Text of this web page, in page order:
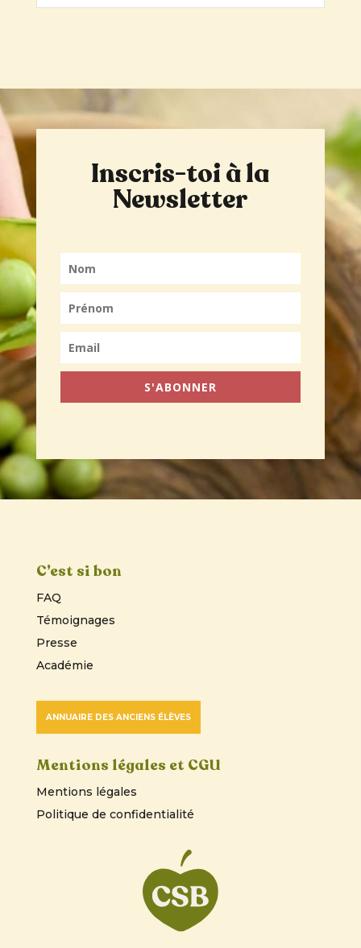
Inscris-toi à la
Newsletter
S'ABONNER
C’est si bon
FAQ
Témoignages
Presse
Académie
ANNUAIRE DES ANCIENS ÉLÈVES
Mentions légales et CGU
Mentions légales
Politique de confidentialité